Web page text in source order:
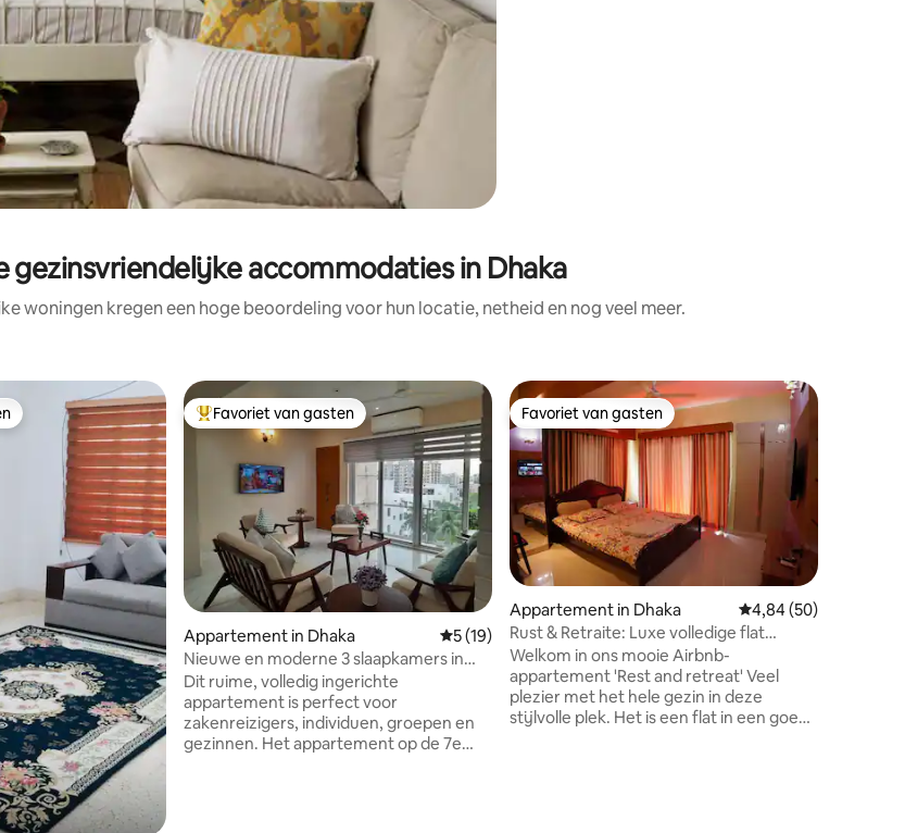
gezinsvriendelijke accommodaties in Dhaka
woningen kregen een hoge beoordeling voor hun locatie, netheid en nog veel meer.
uit 5, 40 recensies
Topfavoriet van gasten
Favoriet van gasten
Appartement in Dhaka Gemiddelde beoordeling van 5 uit 5, 19 recensies
5 (19)
Nieuwe en moderne 3 slaapkamers in
het hart van Banani/Gulshan
Dit ruime, volledig ingerichte
appartement is perfect voor
zakenreizigers, individuen, groepen en
gezinnen. Het appartement op de 7e
Favoriet van gasten
Favoriet van gasten
Appartement in Dhaka Gemiddelde
4,84 (50)
Rust & Retraite: Luxe volledige flat
(2BHK) appartement
Welkom in ons mooie Airbnb-
appartement 'Rest and retreat' Veel
plezier met het hele gezin in deze
stijlvolle plek. Het is een flat in een goed